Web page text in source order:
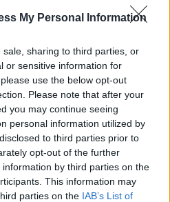
My Personal Information
sharing to third parties, or
or sensitive information for
use the below opt-out
Please note that after your
you may continue seeing
personal information utilized by
to third parties prior to
opt-out of the further
by third parties on the
This information may
parties on the IAB’s List of